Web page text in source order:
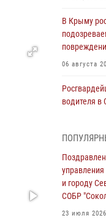
В Крыму
06 августа
водителя в
задержали
04 августа
В
задержали
и городу
СОБР
23 июля